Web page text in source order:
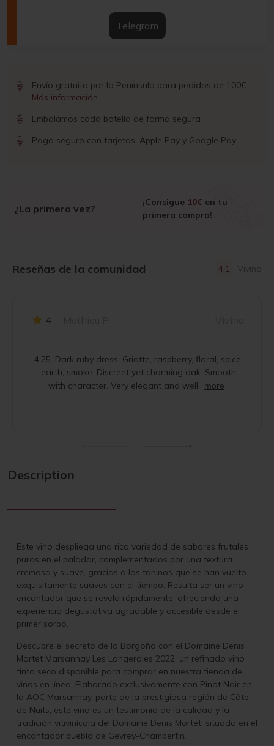
Telegram
Envío gratuito por la Península para pedidos de 100€
Más información
Embalamos cada botella de forma segura
Pago seguro con tarjetas, Apple Pay y Google Pay
¿La primera vez?
¡Consigue 10€ en tu
primera compra!
Reseñas de la comunidad 4.1 Vivino
4
4,25. Dark ruby dress. Griotte, raspberry, floral, spice,
earth, smoke. Discreet yet charming oak. Smooth
with character. Very elegant and well
more
Description
Este vino despliega una rica variedad de sabores frutales
puros en el paladar, complementados por una textura
cremosa y suave, gracias a los taninos que se han vuelto
exquisitamente suaves con el tiempo. Resulta ser un vino
encantador que se revela rápidamente, ofreciendo una
experiencia degustativa agradable y accesible desde el
primer sorbo.
Descubre el secreto de la Borgoña con el Domaine Denis
Mortet Marsannay Les Longeroies 2022, un refinado vino
tinto seco disponible para comprar en nuestra tienda de
vinos en línea. Elaborado exclusivamente con Pinot Noir en
la AOC Marsannay, parte de la prestigiosa región de Côte
de Nuits, este vino es un testimonio de la calidad y la
tradición vitivinícola del Domaine Denis Mortet, situado en el
encantador pueblo de Gevrey-Chambertin.